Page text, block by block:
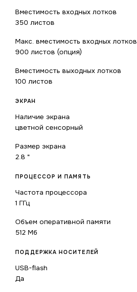
Вместимость входных лотков
350 листов
Макс. вместимость входных лотков
900 листов (опция)
Вместимость выходных лотков
100 листов
ЭКРАН
Наличие экрана
цветной сенсорный
Размер экрана
2.8 "
ПРОЦЕССОР И ПАМЯТЬ
Частота процессора
1 ГГц
Объем оперативной памяти
512 Мб
ПОДДЕРЖКА НОСИТЕЛЕЙ
USB-flash
Да